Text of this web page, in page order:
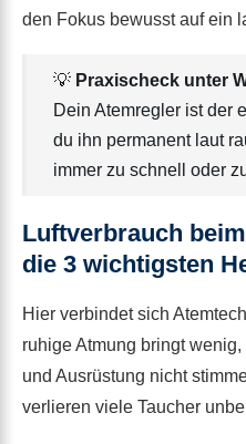
den Fokus bewusst auf ein
💡 Praxischeck unter
Dein Atemregler ist der
du ihn permanent laut
immer zu schnell oder
Luftverbrauch
die 3 wichtigsten
Hier verbindet sich
ruhige Atmung bringt
und Ausrüstung nicht
verlieren viele Taucher